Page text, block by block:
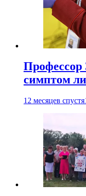
Профессор
симптом
12 месяцев спустя